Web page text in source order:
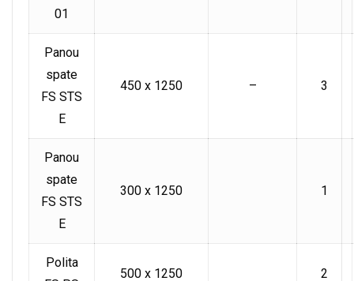
01
Panou
spate
FS STS
E
450 x 1250 – 3
Panou
spate
FS STS
E
300 x 1250 1
Polita
500 x 1250 2